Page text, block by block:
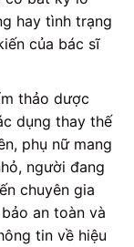
hay tình trạng
của bác sĩ
thảo dược
dụng thay thế
phụ nữ mang
người đang
chuyên gia
an toàn và
tin về hiệu